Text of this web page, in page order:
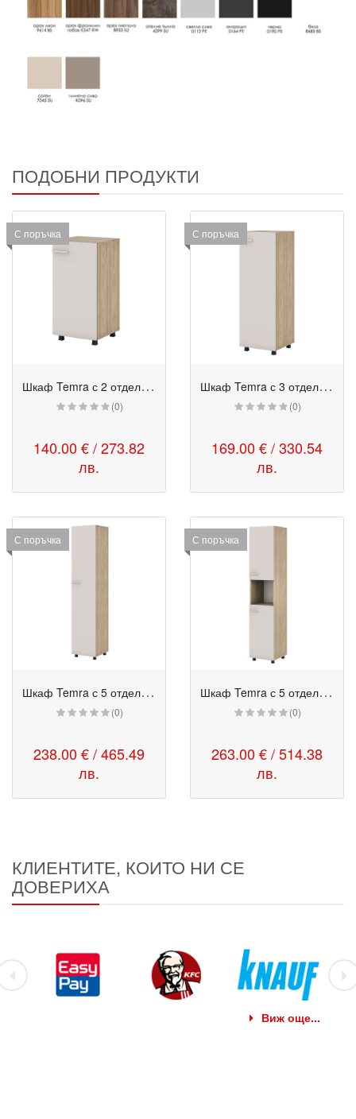
ПОДОБНИ ПРОДУКТИ
С поръчка
Ш
каф Temra с 2 отделения с цяла врата
(0)
140.00 € / 273.82
лв.
С поръчка
Ш
каф Temra с 3 отделения с цяла врата
(0)
169.00 € / 330.54
лв.
С поръчка
Ш
каф Temra с 5 отделения с цяла врата
(0)
238.00 € / 465.49
лв.
С поръчка
Ш
каф Temra с 5 отделения с врати и открита част
(0)
263.00 € / 514.38
лв.
КЛИЕНТИТЕ, КОИТО НИ СЕ
ДОВЕРИХА
Виж още...